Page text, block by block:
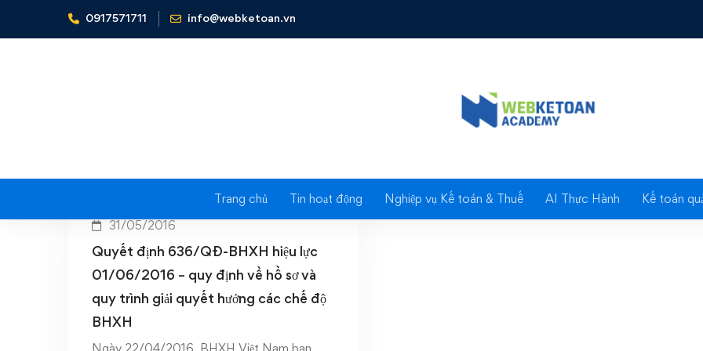
0917571711 info@webketoan.vn
Trang chủ Tin hoạt động Nghiệp vụ Kế toán & Thuế AI Thực Hành Kế toán
Home Hồ sơ hưởng các chế độ
31/05/2016
Quyết định 636/QĐ-BHXH hiệu lực
01/06/2016 – quy định về hồ sơ và
quy trình giải quyết hưởng các chế độ
BHXH